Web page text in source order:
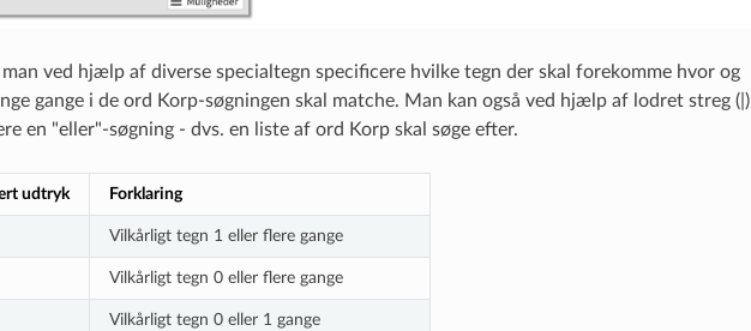
man ved hjælp af diverse specialtegn specificere hvilke tegn der skal forekomme hvor og
gange i de ord Korp-søgningen skal matche. Man kan også ved hjælp af lodret streg (|)
en "eller"-søgning - dvs. en liste af ord Korp skal søge efter.
udtryk Forklaring
Vilkårligt tegn 1 eller flere gange
Vilkårligt tegn 0 eller flere gange
Vilkårligt tegn 0 eller 1 gange